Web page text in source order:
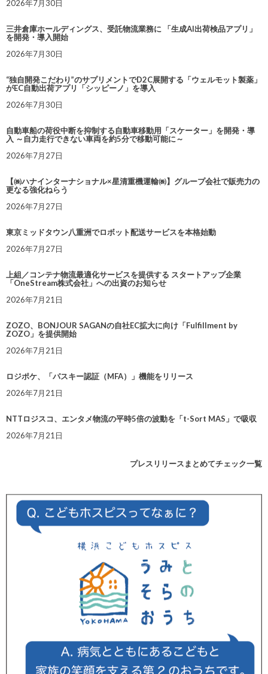
2026年7月30日
三井倉庫ホールディングス、受託物流業務に 「生成AI出荷検品アプリ」
を開発・導入開始
2026年7月30日
“独自開発こだわり”のサプリメントでD2C展開する「ウェルモット製薬」
がEC自動出荷アプリ「シッピーノ」を導入
2026年7月30日
自動車船の荷役中断を抑制する自動車移動用「スケーター」を開発・導
入 ～自力走行できない車両を約5分で移動可能に～
2026年7月27日
【㈱ハナインターナショナル×星清重機運輸㈱】グループ会社で販売力の
更なる強化ねらう
2026年7月27日
東京ミッドタウン八重洲でロボット配送サービスを本格始動
2026年7月27日
上組／コンテナ物流最適化サービスを提供する スタートアップ企業
「OneStream株式会社」への出資のお知らせ
2026年7月21日
ZOZO、BONJOUR SAGANの自社EC拡大に向け「Fulfillment by
ZOZO」を提供開始
2026年7月21日
ロジポケ、「パスキー認証（MFA）」機能をリリース
2026年7月21日
NTTロジスコ、エンタメ物流の平時5倍の波動を「t-Sort MAS」で吸収
2026年7月21日
プレスリリースまとめてチェック一覧